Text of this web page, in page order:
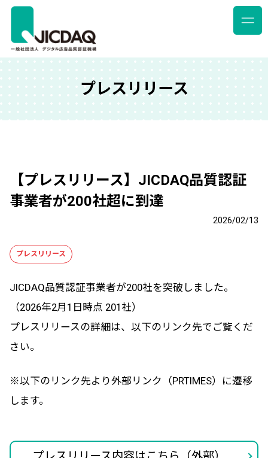
プレスリリース
【プレスリリース】JICDAQ品質認証
事業者が200社超に到達
2026/02/13
プレスリリース
JICDAQ品質認証事業者が200社を突破しました。
（2026年2月1日時点 201社）
プレスリリースの詳細は、以下のリンク先でご覧くだ
さい。
※以下のリンク先より外部リンク（PRTIMES）に遷移
します。